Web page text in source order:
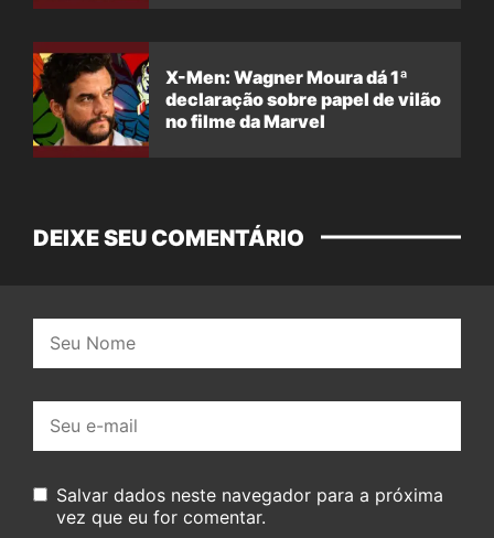
X-Men: Wagner Moura dá 1ª
declaração sobre papel de vilão
no filme da Marvel
DEIXE SEU COMENTÁRIO
mail:
Salvar dados neste navegador para a próxima
vez que eu for comentar.